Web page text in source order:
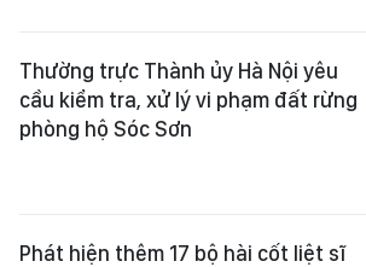
Thường trực Thành ủy Hà Nội yêu
cầu kiểm tra, xử lý vi phạm đất rừng
phòng hộ Sóc Sơn
Phát hiện thêm 17 bộ hài cốt liệt sĩ